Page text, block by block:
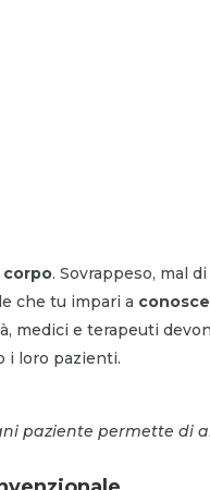
corpo. Sovrappeso, mal
che tu impari a
medici e terapeuti
i loro pazienti.
paziente permette di